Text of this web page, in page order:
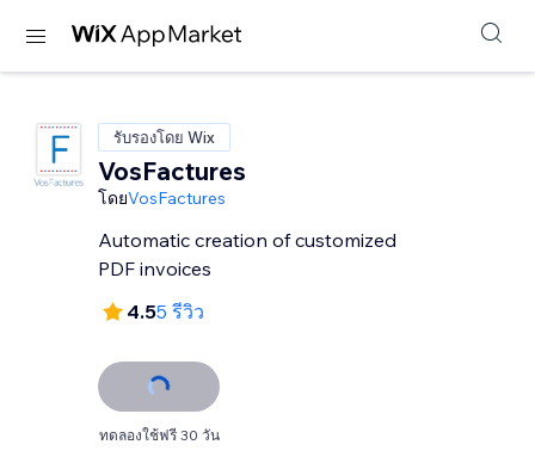
รับรองโดย Wix
VosFactures
โดยVosFactures
Automatic creation of customized
PDF invoices
4.55 รีวิว
ทดลองใช้ฟรี 30 วัน